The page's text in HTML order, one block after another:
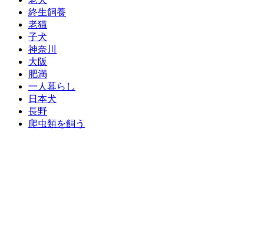
終生飼養
老猫
子犬
神奈川
大阪
肥満
一人暮らし
日本犬
長野
爬虫類を飼う